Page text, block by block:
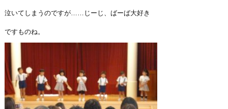
泣いてしまう のですが……じーじ、ばーば大好き
ですものね。